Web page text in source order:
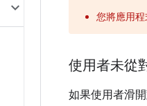
您將應用程
使用者未從
如果使用者滑